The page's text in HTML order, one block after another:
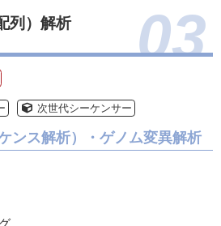
列）解析 03
次世代シーケンサー
ンス解析）・ゲノム変異解析